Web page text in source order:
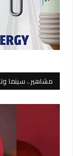
مشاهير.. سينما